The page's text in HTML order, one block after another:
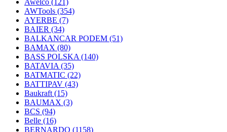
Awelco (121)
AWTools (354)
AYERBE (7)
BAIER (34)
BALKANCAR PODEM (51)
BAMAX (80)
BASS POLSKA (140)
BATAVIA (35)
BATMATIC (22)
BATTIPAV (43)
Baukraft (15)
BAUMAX (3)
BCS (94)
Belle (16)
BERNARDO (1158)